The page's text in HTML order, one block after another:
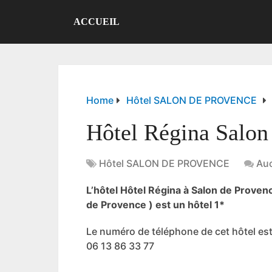
ACCUEIL
Home Hôtel SALON DE PROVENCE
Hôtel Régina
Hôtel SALON DE PROVENCE
L’hôtel Hôtel Régina à Salon de
de Provence ) est un hôtel 1*
Le numéro de téléphone de cet hôtel
06 13 86 33 77